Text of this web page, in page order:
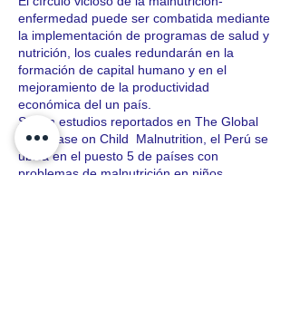
enfermedad puede ser combatida mediante
la implementación de programas de salud y
nutrición, los cuales redundarán en la
formación de capital humano y en el
mejoramiento de la productividad
económica del un país.
Según estudios reportados en The Global
Data Base on Child Malnutrition, el Perú se
ubica en el puesto 5 de países con
problemas de malnutrición en niños